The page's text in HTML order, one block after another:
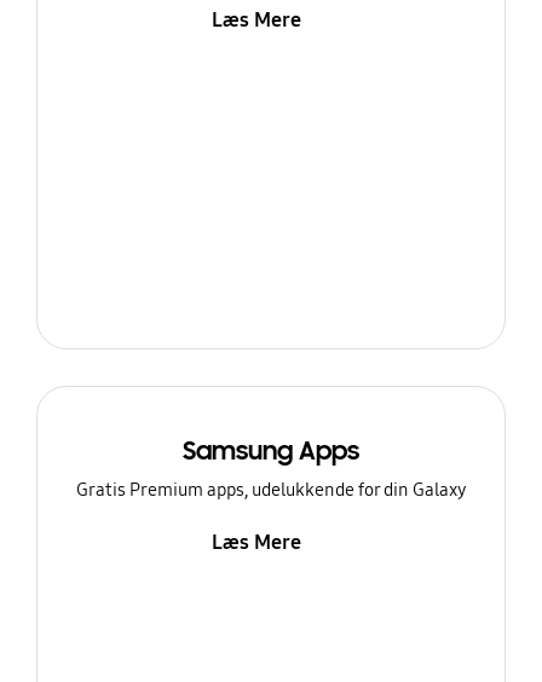
Læs Mere
Samsung Apps
Gratis Premium apps, udelukkende for din Galaxy
Læs Mere